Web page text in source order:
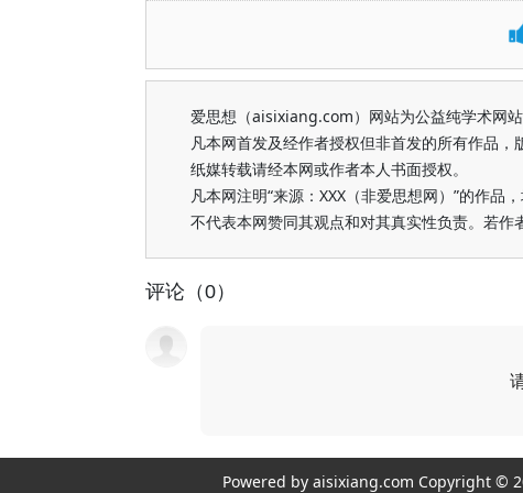
爱思想（aisixiang.com）网站为公益纯学术网
凡本网首发及经作者授权但非首发的所有作品
纸媒转载请经本网或作者本人书面授权。
凡本网注明“来源：XXX（非爱思想网）”的作
不代表本网赞同其观点和对其真实性负责。若作
评论（0）
Powered by aisixiang.com Copyright ©